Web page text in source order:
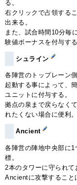
る。
右クリックで占領する
出来る。
また、試合時間10分毎
験値ボーナスを付与する
シュライン
各陣営のトップレーン
起動する事によって、
ユニットに付与する。
拠点の泉まで戻らなく
れたくない場合に便利。
Ancient
各陣営の陣地中央部に
標。
2本のタワーに守られ
Ancientに攻撃すること